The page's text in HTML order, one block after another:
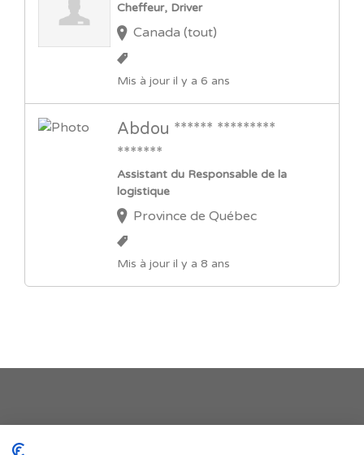
Cheffeur, Driver
Canada (tout)
Mis à jour il y a 6 ans
Abdou ****** *********
*******
Assistant du Responsable de la
logistique
Province de Québec
Mis à jour il y a 8 ans